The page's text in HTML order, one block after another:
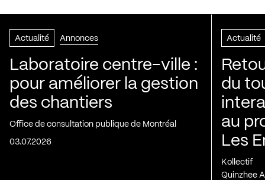
Actualité Annonces
Laboratoire centre-ville :
pour améliorer la gestion
des chantiers
Office de consultation publique de Montréal
03.07.2026
Actualité
du
au
Les
Kollectif
Quinzhee